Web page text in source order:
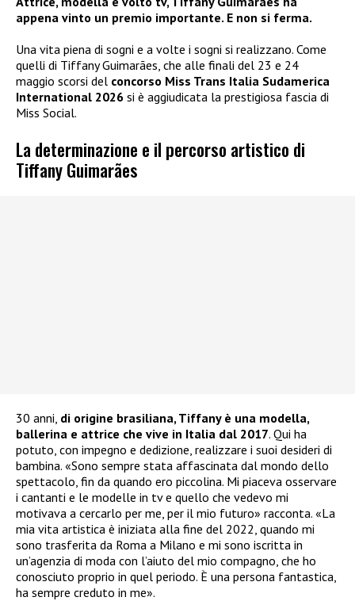
appena vinto un premio importante. E non si ferma.
Una vita piena di sogni e a volte i sogni si realizzano. Come
quelli di Tiffany Guimarães, che alle finali del 23 e 24
maggio scorsi del concorso Miss Trans Italia Sudamerica
International 2026 si è aggiudicata la prestigiosa fascia di
Miss Social.
La determinazione e il percorso artistico di
Tiffany Guimarães
30 anni, di origine brasiliana, Tiffany è una modella,
ballerina e attrice che vive in Italia dal 2017. Qui ha
potuto, con impegno e dedizione, realizzare i suoi desideri di
bambina. «Sono sempre stata affascinata dal mondo dello
spettacolo, fin da quando ero piccolina. Mi piaceva osservare
i cantanti e le modelle in tv e quello che vedevo mi
motivava a cercarlo per me, per il mio futuro» racconta. «La
mia vita artistica è iniziata alla fine del 2022, quando mi
sono trasferita da Roma a Milano e mi sono iscritta in
un’agenzia di moda con l’aiuto del mio compagno, che ho
conosciuto proprio in quel periodo. È una persona fantastica,
ha sempre creduto in me».